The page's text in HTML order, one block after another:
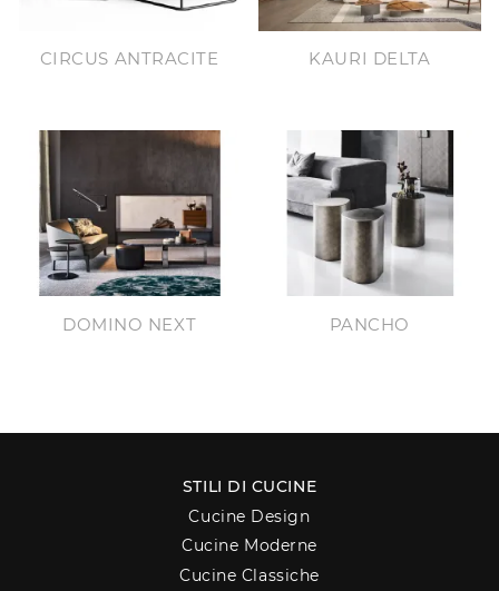
CIRCUS ANTRACITE KAURI DELTA
DOMINO NEXT PANCHO
STILI DI CUCINE
Cucine Design
Cucine Moderne
Cucine Classiche